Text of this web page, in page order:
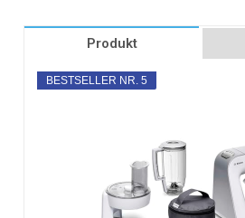
Produkt
BESTSELLER NR. 5